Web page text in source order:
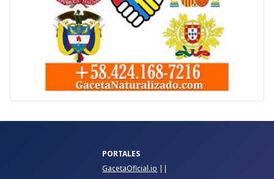
PORTALES
GacetaOficial.io ||